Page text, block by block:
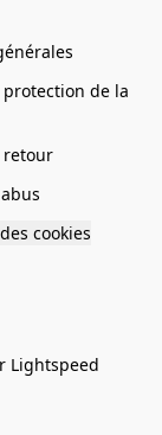
de la
retour
cookies
Lightspeed